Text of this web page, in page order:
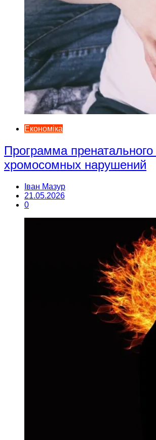
Економіка
Программа пренатального
хромосомных нарушений
Іван Мазур
21.05.2026
0